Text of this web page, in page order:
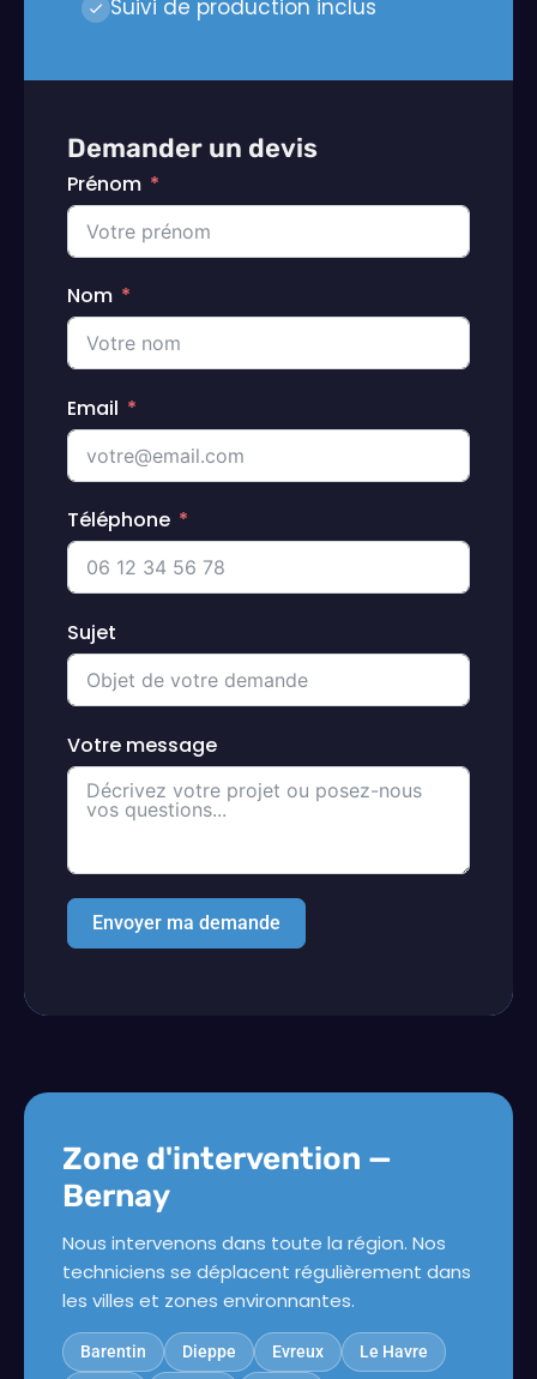
Suivi de production inclus
Demander un devis
Prénom
Nom
Email
Téléphone
Sujet
Votre message
Envoyer ma demande
Zone d'intervention —
Bernay
Nous intervenons dans toute la région. Nos
techniciens se déplacent régulièrement dans
les villes et zones environnantes.
Barentin Dieppe Evreux Le Havre